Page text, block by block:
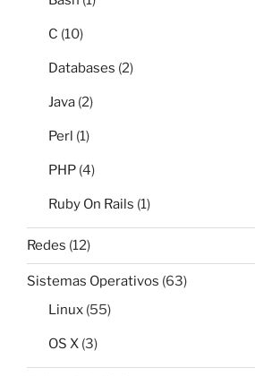
C (10)
Databases (2)
Java (2)
Perl (1)
PHP (4)
Ruby On Rails (1)
Redes (12)
Sistemas Operativos (63)
Linux (55)
OS X (3)